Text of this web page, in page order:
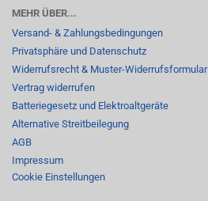
MEHR ÜBER...
Versand- & Zahlungsbedingungen
Privatsphäre und Datenschutz
Widerrufsrecht & Muster-Widerrufsformular
Vertrag widerrufen
Batteriegesetz und Elektroaltgeräte
Alternative Streitbeilegung
AGB
Impressum
Cookie Einstellungen